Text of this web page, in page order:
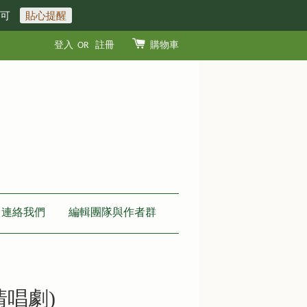
貼心提醒
登入 OR 註冊 購物車
連絡我們 編輯團隊與作者群
唱劇)